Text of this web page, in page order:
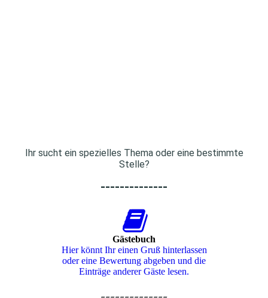
Ihr sucht ein spezielles Thema oder eine bestimmte
Stelle?
--------------
Gästebuch
Hier könnt Ihr einen Gruß hinterlassen
oder eine Bewertung abgeben und die
Einträge anderer Gäste lesen.